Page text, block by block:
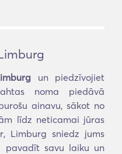
un piedzīvojiet
noma piedāvā
ainavu, sākot no
līdz neticamai jūras
Limburg sniedz jums
pavadīt savu laiku un